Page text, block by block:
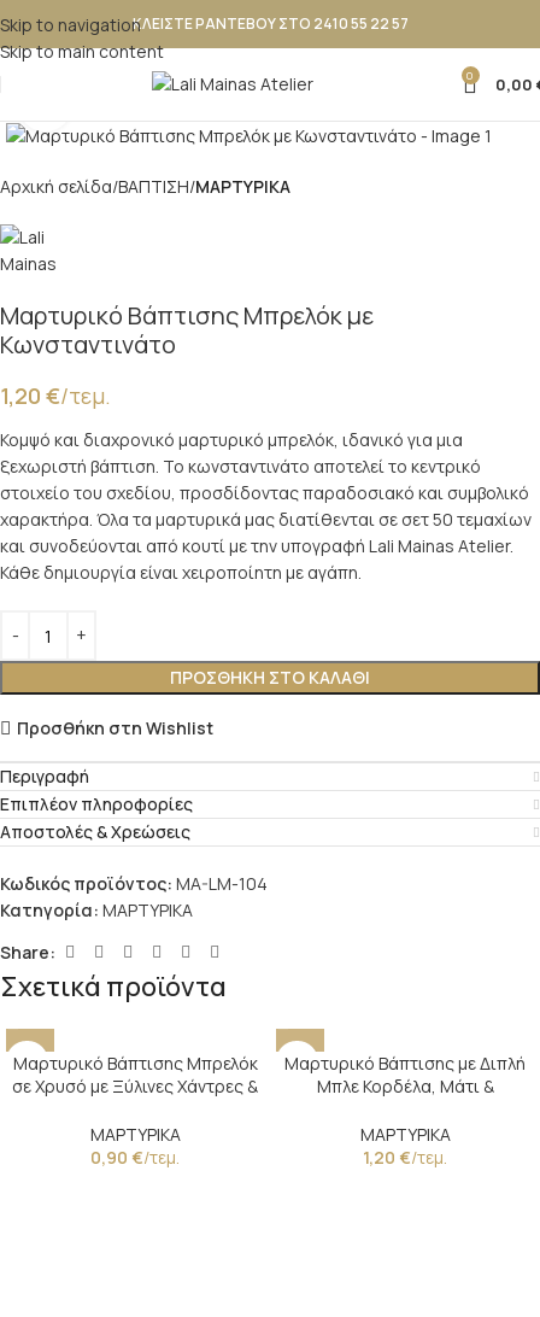
Skip to navigation
Skip to main content
ΚΛΕΙΣΤΕ ΡΑΝΤΕΒΟΥ ΣΤΟ 2410 55 22 57
0 0,00
Αρχική σελίδα ΒΑΠΤΙΣΗ ΜΑΡΤΥΡΙΚΑ
Μαρτυρικό Βάπτισης Μπρελόκ με
Κωνσταντινάτο
1,20 €/τεμ.
Κομψό και διαχρονικό μαρτυρικό μπρελόκ, ιδανικό για μια
ξεχωριστή βάπτιση. Το κωνσταντινάτο αποτελεί το κεντρικό
στοιχείο του σχεδίου, προσδίδοντας παραδοσιακό και συμβολικό
χαρακτήρα. Όλα τα μαρτυρικά μας διατίθενται σε σετ 50 τεμαχίων
και συνοδεύονται από κουτί με την υπογραφή Lali Mainas Atelier.
Κάθε δημιουργία είναι χειροποίητη με αγάπη.
ΠΡΟΣΘΉΚΗ ΣΤΟ ΚΑΛΆΘΙ
Προσθήκη στη Wishlist
Περιγραφή
Επιπλέον πληροφορίες
Αποστολές & Χρεώσεις
Κωδικός προϊόντος: MA-LM-104
Κατηγορία: ΜΑΡΤΥΡΙΚΑ
Share:
Σχετικά προϊόντα
Μαρτυρικό Βάπτισης Μπρελόκ
σε Χρυσό με Ξύλινες Χάντρες &
ΜΑΡΤΥΡΙΚΑ
0,90 €/τεμ.
Μαρτυρικό Βάπτισης με Διπλή
Μπλε Κορδέλα, Μάτι &
ΜΑΡΤΥΡΙΚΑ
1,20 €/τεμ.